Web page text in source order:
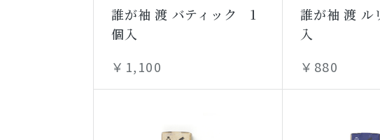
誰が袖 渡 バティック 1
個入
￥1,100
誰が袖 渡
入
￥880